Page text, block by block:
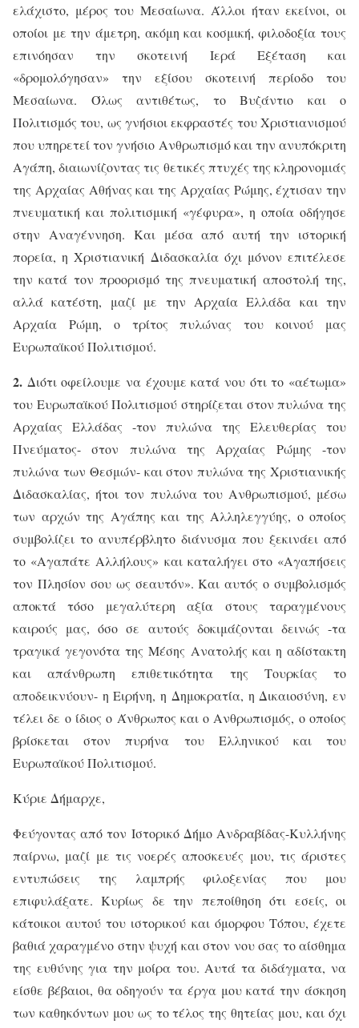
ελάχιστο, μέρος του Μεσαίωνα. Άλλοι ήταν εκείνοι, οι
οποίοι με την άμετρη, ακόμη και κοσμική, φιλοδοξία τους
επινόησαν την σκοτεινή Ιερά Εξέταση και
«δρομολόγησαν» την εξίσου σκοτεινή περίοδο του
Μεσαίωνα. Όλως αντιθέτως, το Βυζάντιο και ο
Πολιτισμός του, ως γνήσιοι εκφραστές του Χριστιανισμού
που υπηρετεί τον γνήσιο Ανθρωπισμό και την ανυπόκριτη
Αγάπη, διαιωνίζοντας τις θετικές πτυχές της κληρονομιάς
της Αρχαίας Αθήνας και της Αρχαίας Ρώμης, έχτισαν την
πνευματική και πολιτισμική «γέφυρα», η οποία οδήγησε
στην Αναγέννηση. Και μέσα από αυτή την ιστορική
πορεία, η Χριστιανική Διδασκαλία όχι μόνον επιτέλεσε
την κατά τον προορισμό της πνευματική αποστολή της,
αλλά κατέστη, μαζί με την Αρχαία Ελλάδα και την
Αρχαία Ρώμη, ο τρίτος πυλώνας του κοινού μας
Ευρωπαϊκού Πολιτισμού.
2. Διότι οφείλουμε να έχουμε κατά νου ότι το «αέτωμα»
του Ευρωπαϊκού Πολιτισμού στηρίζεται στον πυλώνα της
Αρχαίας Ελλάδας -τον πυλώνα της Ελευθερίας του
Πνεύματος- στον πυλώνα της Αρχαίας Ρώμης -τον
πυλώνα των Θεσμών- και στον πυλώνα της Χριστιανικής
Διδασκαλίας, ήτοι τον πυλώνα του Ανθρωπισμού, μέσω
των αρχών της Αγάπης και της Αλληλεγγύης, ο οποίος
συμβολίζει το ανυπέρβλητο διάνυσμα που ξεκινάει από
το «Αγαπάτε Αλλήλους» και καταλήγει στο «Αγαπήσεις
τον Πλησίον σου ως σεαυτόν». Και αυτός ο συμβολισμός
αποκτά τόσο μεγαλύτερη αξία στους ταραγμένους
καιρούς μας, όσο σε αυτούς δοκιμάζονται δεινώς -τα
τραγικά γεγονότα της Μέσης Ανατολής και η αδίστακτη
και απάνθρωπη επιθετικότητα της Τουρκίας το
αποδεικνύουν- η Ειρήνη, η Δημοκρατία, η Δικαιοσύνη, εν
τέλει δε ο ίδιος ο Άνθρωπος και ο Ανθρωπισμός, ο οποίος
βρίσκεται στον πυρήνα του Ελληνικού και του
Ευρωπαϊκού Πολιτισμού.
Κύριε Δήμαρχε,
Φεύγοντας από τον Ιστορικό Δήμο Ανδραβίδας-Κυλλήνης
παίρνω, μαζί με τις νοερές αποσκευές μου, τις άριστες
εντυπώσεις της λαμπρής φιλοξενίας που μου
επιφυλάξατε. Κυρίως δε την πεποίθηση ότι εσείς, οι
κάτοικοι αυτού του ιστορικού και όμορφου Τόπου, έχετε
βαθιά χαραγμένο στην ψυχή και στον νου σας το αίσθημα
της ευθύνης για την μοίρα του. Αυτά τα διδάγματα, να
είσθε βέβαιοι, θα οδηγούν τα έργα μου κατά την άσκηση
των καθηκόντων μου ως το τέλος της θητείας μου, και όχι